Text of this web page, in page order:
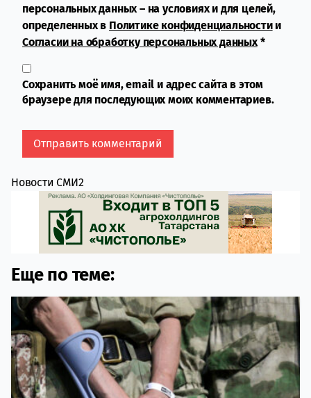
персональных данных – на условиях и для целей,
определенных в Политике конфиденциальностии
Согласии на обработку персональных данных*
Сохранить моё имя, email и адрес сайта в этом
браузере для последующих моих комментариев.
Новости СМИ2
Еще по теме: